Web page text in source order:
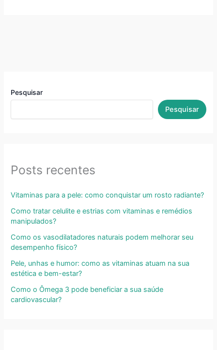
Pesquisar
Pesquisar
Posts recentes
Vitaminas para a pele: como conquistar um rosto radiante?
Como tratar celulite e estrias com vitaminas e remédios
manipulados?
Como os vasodilatadores naturais podem melhorar seu
desempenho físico?
Pele, unhas e humor: como as vitaminas atuam na sua
estética e bem-estar?
Como o Ômega 3 pode beneficiar a sua saúde
cardiovascular?